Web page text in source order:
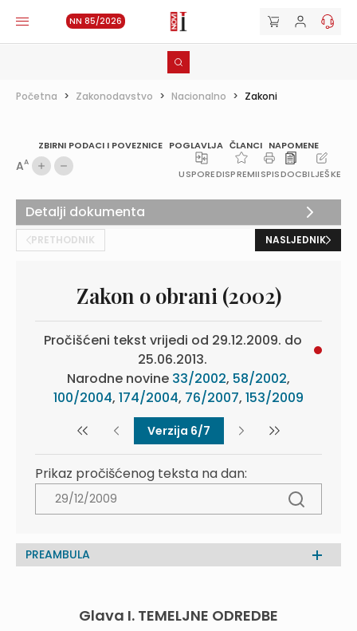
NN 85/2026
Početna > Zakonodavstvo > Nacionalno > Zakoni
ZBIRNI PODACI I POVEZNICE POGLAVLJA ČLANCI NAPOMENE
AA
USPOREDISPREMIISPISDOCBILJEŠKE
PRETHODNIK NASLJEDNIK
Zakon o obrani (2002)
Pročišćeni tekst vrijedi od 29.12.2009. do
25.06.2013.
Narodne novine 33/2002, 58/2002,
100/2004, 174/2004, 76/2007, 153/2009
Verzija 6/7
Prikaz pročišćenog teksta na dan:
PREAMBULA
Glava I. TEMELJNE ODREDBE
Detalji dokumenta